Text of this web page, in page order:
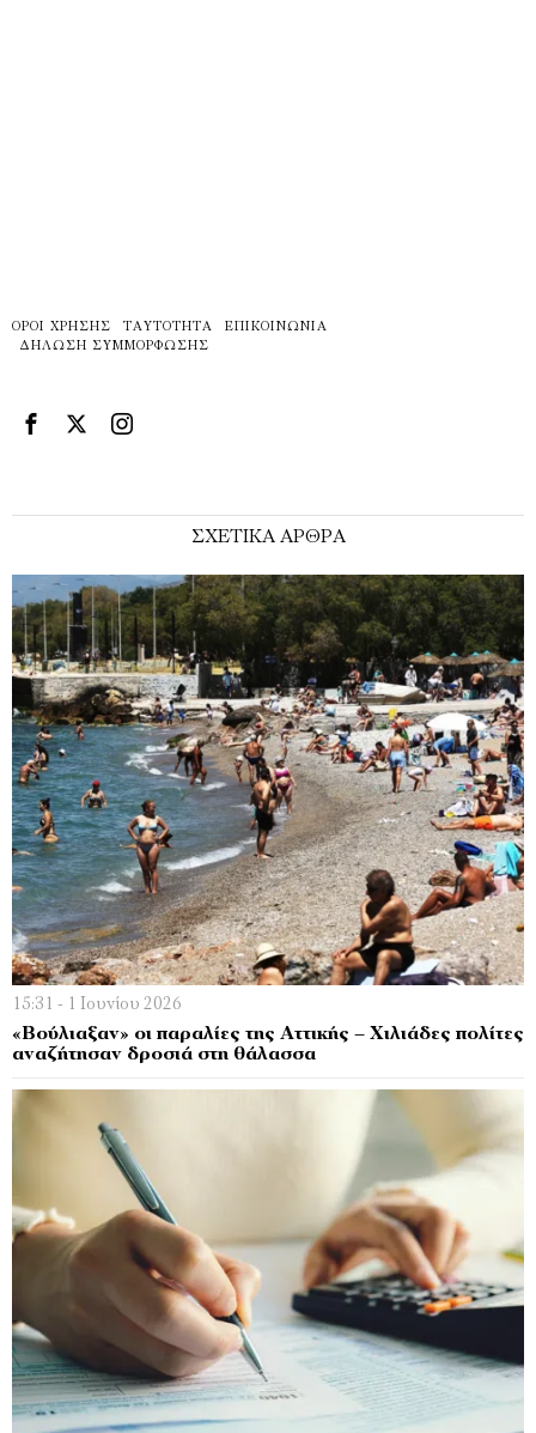
ΌΡΟΙ ΧΡΉΣΗΣ ΤΑΥΤΌΤΗΤΑ
ΕΠΙΚΟΙΝΩΝΊΑ
ΔΉΛΩΣΗ ΣΥΜΜΌΡΦΩΣΗΣ
ΣΧΕΤΙΚΑ ΑΡΘΡΑ
15:31 - 1 Ιουνίου 2026
«Βούλιαξαν» οι παραλίες της Αττικής – Χιλιάδες πολίτες
αναζήτησαν δροσιά στη θάλασσα